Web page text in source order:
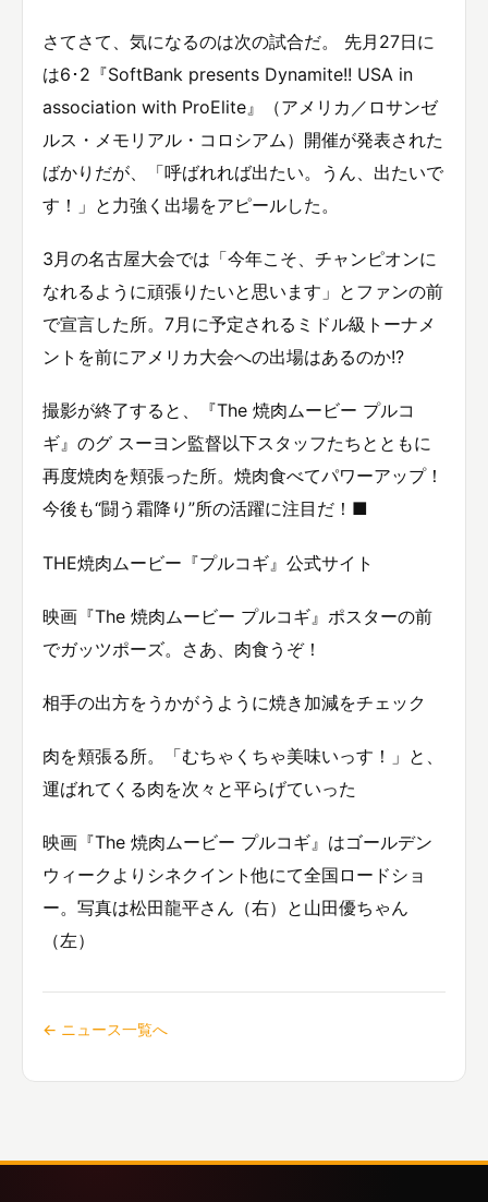
さてさて、気になるのは次の試合だ。 先月27日に
は6･2『SoftBank presents Dynamite!! USA in
association with ProElite』（アメリカ／ロサンゼ
ルス・メモリアル・コロシアム）開催が発表された
ばかりだが、「呼ばれれば出たい。うん、出たいで
す！」と力強く出場をアピールした。
3月の名古屋大会では「今年こそ、チャンピオンに
なれるように頑張りたいと思います」とファンの前
で宣言した所。7月に予定されるミドル級トーナメ
ントを前にアメリカ大会への出場はあるのか!?
撮影が終了すると、『The 焼肉ムービー プルコ
ギ』のグ スーヨン監督以下スタッフたちとともに
再度焼肉を頬張った所。焼肉食べてパワーアップ！
今後も“闘う霜降り”所の活躍に注目だ！■
THE焼肉ムービー『プルコギ』公式サイト
映画『The 焼肉ムービー プルコギ』ポスターの前
でガッツポーズ。さあ、肉食うぞ！
相手の出方をうかがうように焼き加減をチェック
肉を頬張る所。「むちゃくちゃ美味いっす！」と、
運ばれてくる肉を次々と平らげていった
映画『The 焼肉ムービー プルコギ』はゴールデン
ウィークよりシネクイント他にて全国ロードショ
ー。写真は松田龍平さん（右）と山田優ちゃん
（左）
← ニュース一覧へ